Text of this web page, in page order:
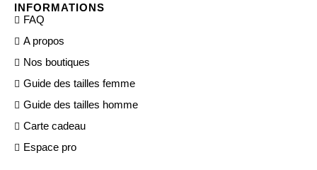
INFORMATIONS
FAQ
A propos
Nos boutiques
Guide des tailles femme
Guide des tailles homme
Carte cadeau
Espace pro